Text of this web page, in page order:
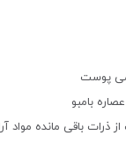
پوست
بامبو
ذرات باقی مانده مواد